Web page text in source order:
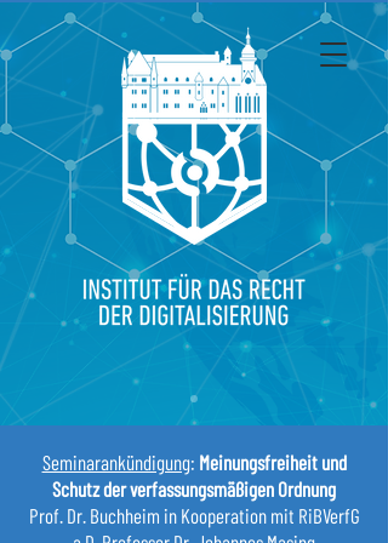
Seminarankündigung: Meinungsfreiheit und
Schutz der verfassungsmäßigen Ordnung
Prof. Dr. Buchheim in Kooperation mit RiBVerfG